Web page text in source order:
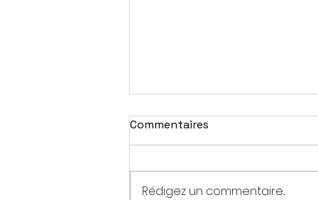
Commentaires
Rédigez un commentaire...